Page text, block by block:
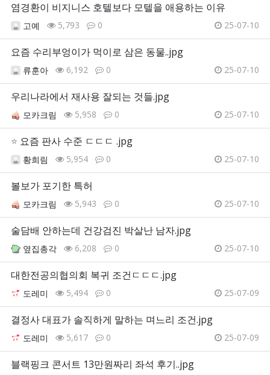
염경환이 비지니스 호텔보다 모텔을 애용하는 이유
고예 5,793 0 25-07-10
요즘 수리부엉이가 먹이로 삼은 동물..jpg
류훈아 6,192 0 25-07-10
우리나라에서 재사용 잘되는 것들.jpg
모카크림 5,958 0 25-07-10
⭐ 요즘 판사 수준 ㄷㄷㄷ .jpg
황희림 5,954 0 25-07-10
볼보가 포기한 특허
모카크림 5,943 0 25-07-10
술담배 안하는데 건강검진 박살난 남자.jpg
옆집총각 6,208 0 25-07-10
대한전공의협의회 복귀 조건ㄷㄷㄷ.jpg
도레미 5,494 0 25-07-09
결정사 대표가 솔직하게 말하는 며느리 조건.jpg
도레미 5,617 0 25-07-09
블랙핑크 콘서트 13만원짜리 좌석 후기..jpg